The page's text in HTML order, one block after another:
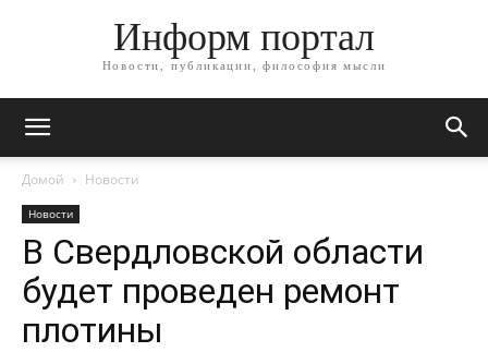
Информ портал
Новости, публикации, философия мысли
Домой Новости
Новости
В Свердловской области
будет проведен ремонт
плотины